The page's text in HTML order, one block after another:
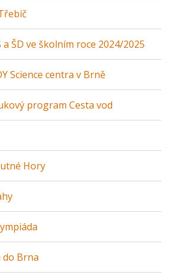
a ŠD ve školním roce 2024/2025
Science centra v Brně
program Cesta vod
Hory
do Brna